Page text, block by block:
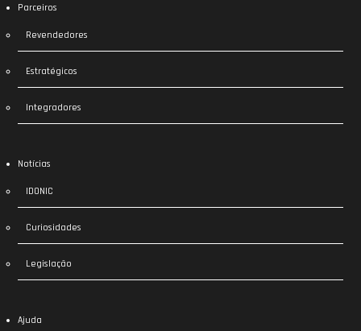
Parceiros
Revendedores
Estratégicos
Integradores
Notícias
IDONIC
Curiosidades
Legislação
Ajuda